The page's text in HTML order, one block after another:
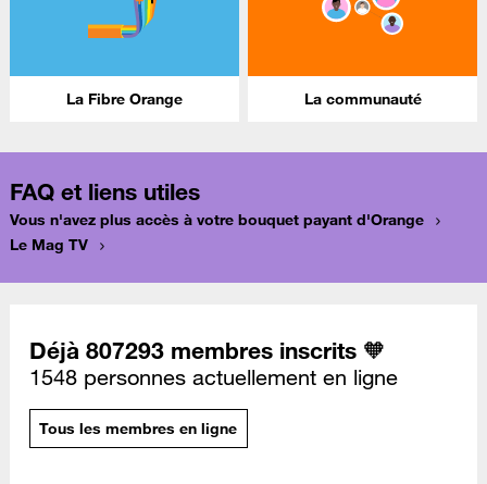
La Fibre Orange La communauté
FAQ et liens utiles
Vous n'avez plus accès à votre bouquet payant d'Orange
Le Mag TV
Déjà 807293 membres inscrits 🧡
1548 personnes actuellement en ligne
Tous les membres en ligne